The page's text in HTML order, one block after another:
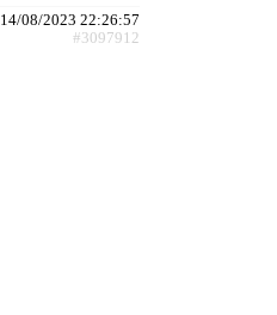
14/08/2023 22:26:57
#3097912